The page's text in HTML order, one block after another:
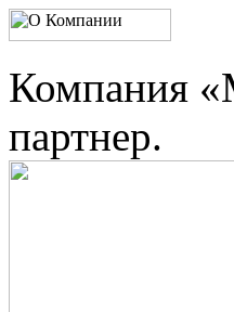
Компания
партнер.